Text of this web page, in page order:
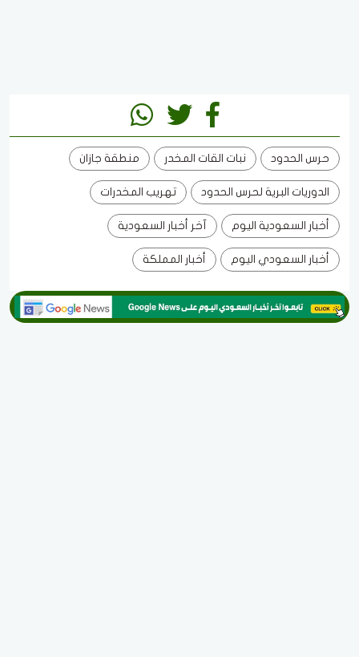
حرس الحدود نبات القات المخدر منطقة جازان
الدوريات البرية لحرس الحدود تهريب المخدرات
أخبار السعودية اليوم آخر أخبار السعودية
أخبار السعودي اليوم أخبار المملكة